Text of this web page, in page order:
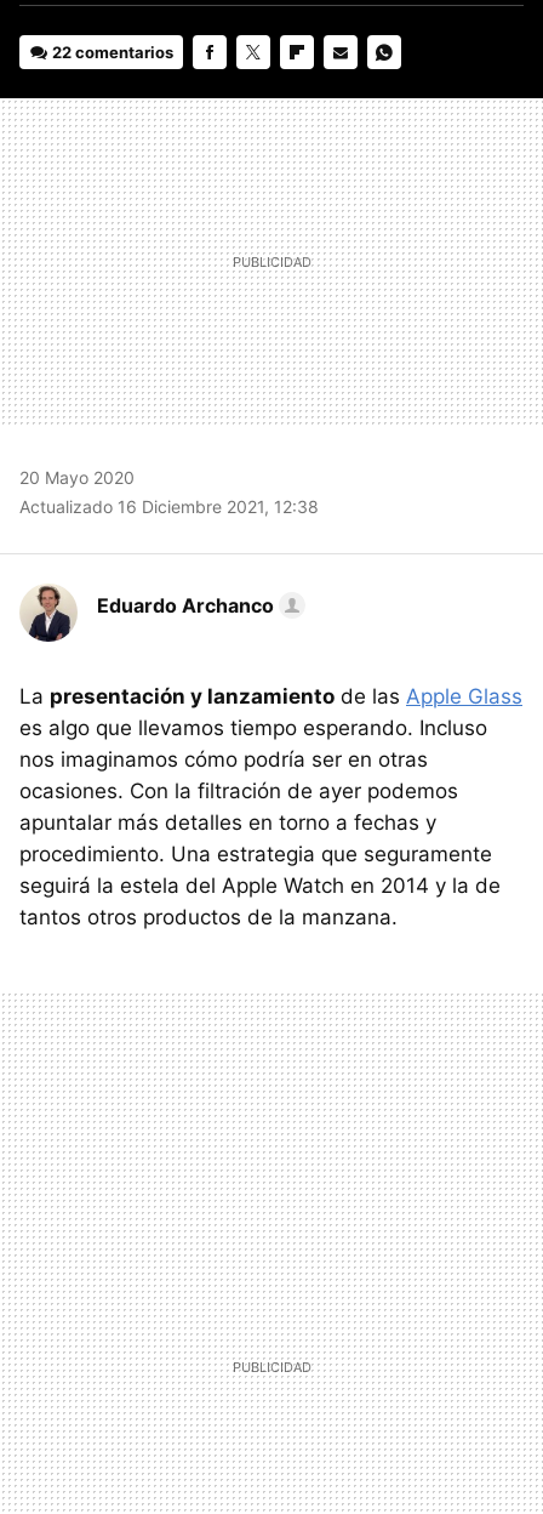
22 comentarios
MAIL
20 Mayo 2020
Actualizado 16 Diciembre 2021, 12:38
Eduardo Archanco
La presentación y lanzamiento de las Apple Glass
es algo que llevamos tiempo esperando. Incluso
nos imaginamos cómo podría ser en otras
ocasiones. Con la filtración de ayer podemos
apuntalar más detalles en torno a fechas y
procedimiento. Una estrategia que seguramente
seguirá la estela del Apple Watch en 2014 y la de
tantos otros productos de la manzana.